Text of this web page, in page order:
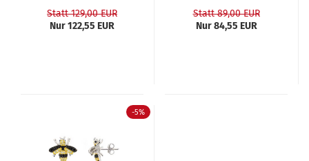
Statt 129,00 EUR
Nur 122,55 EUR
Statt 89,00 EUR
Nur 84,55 EUR
-5%